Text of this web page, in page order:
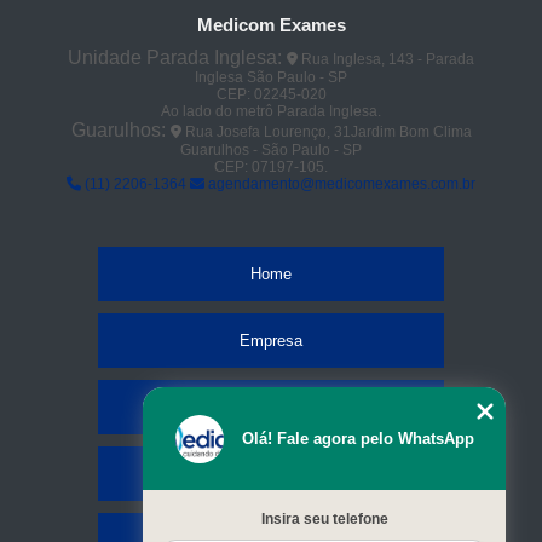
tomografia dos rins em sp Tatuapé
tomografias da coluna lombar Imirim
tomografia da face em sp Jardim Primavera
clínica para tomografia de abdôme Jardim Aracília
tomografias da coluna lombar Água Azul
tomografia com sedação Jardim Araguaia
tomografia axial em sp Tatuapé
tomografia abdome e pelve com contraste em sp Jardim Vila Galvão
tomografia dos rins em sp Vila Medeiros
Medicom Exames
Unidade Parada Inglesa:
Rua Inglesa, 143 - Parada
Inglesa São Paulo - SP
CEP: 02245-020
Ao lado do metrô Parada Inglesa.
Guarulhos:
Rua Josefa Lourenço, 31Jardim Bom Clima
Guarulhos - São Paulo - SP
CEP: 07197-105.
(11) 2206-1364
agendamento@medicomexames.com.br
Home
Empresa
Olá! Fale agora pelo WhatsApp
Insira seu telefone